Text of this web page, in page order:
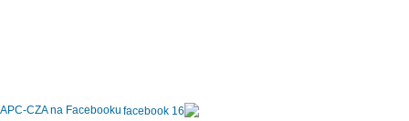
APC-CZA na Facebooku